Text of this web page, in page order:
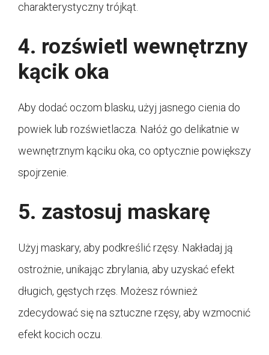
charakterystyczny trójkąt.
4. rozświetl wewnętrzny
kącik oka
Aby dodać oczom blasku, użyj jasnego cienia do
powiek lub rozświetlacza. Nałóż go delikatnie w
wewnętrznym kąciku oka, co optycznie powiększy
spojrzenie.
5. zastosuj maskarę
Użyj maskary, aby podkreślić rzęsy. Nakładaj ją
ostrożnie, unikając zbrylania, aby uzyskać efekt
długich, gęstych rzęs. Możesz również
zdecydować się na sztuczne rzęsy, aby wzmocnić
efekt kocich oczu.